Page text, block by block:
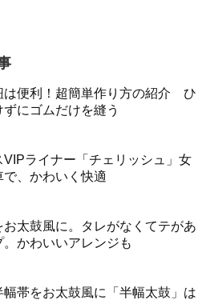
は便利！超簡単作り方の紹介 ひ
ずにゴムだけを縫う
VIPライナー「チェリッシュ」女
で、かわいく快適
お太鼓風に。タレがなくてテがあ
。かわいいアレンジも
幅帯をお太鼓風に「半幅太鼓」は